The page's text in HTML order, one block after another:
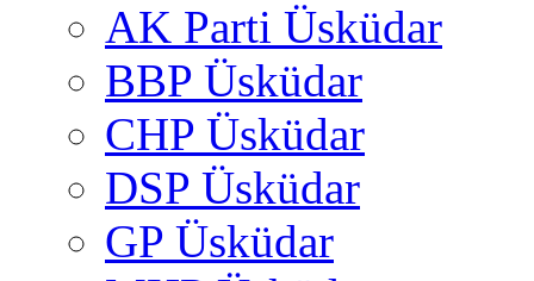
AK Parti Üsküdar
BBP Üsküdar
CHP Üsküdar
DSP Üsküdar
GP Üsküdar